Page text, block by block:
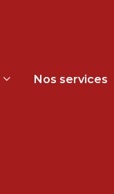
Nos services